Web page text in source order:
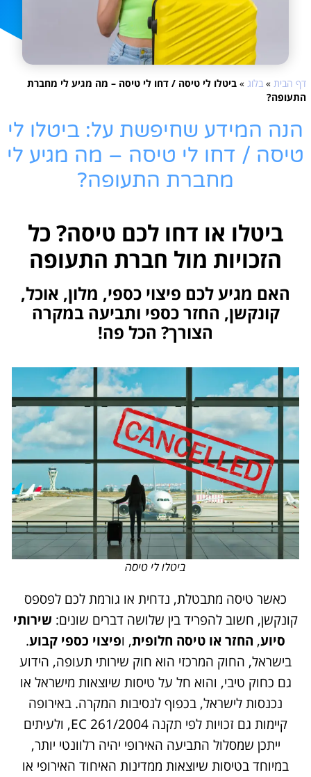
דף הבית » בלוג » ביטלו לי טיסה / דחו לי טיסה – מה מגיע לי מחברת
התעופה?
הנה המידע שחיפשת על: ביטלו לי
טיסה / דחו לי טיסה – מה מגיע לי
מחברת התעופה?
ביטלו או דחו לכם טיסה? כל
הזכויות מול חברת התעופה
האם מגיע לכם פיצוי כספי, מלון, אוכל,
קונקשן, החזר כספי ותביעה במקרה
הצורך? הכל פה!
ביטלו לי טיסה
כאשר טיסה מתבטלת, נדחית או גורמת לכם לפספס
קונקשן, חשוב להפריד בין שלושה דברים שונים: שירותי
סיוע, החזר או טיסה חלופית, ופיצוי כספי קבוע.
בישראל, החוק המרכזי הוא חוק שירותי תעופה, הידוע
גם כחוק טיבי, והוא חל על טיסות שיוצאות מישראל או
נכנסות לישראל, בכפוף לנסיבות המקרה. באירופה
קיימות גם זכויות לפי תקנה EC 261/2004, ולעיתים
ייתכן שמסלול התביעה האירופי יהיה רלוונטי יותר,
במיוחד בטיסות שיוצאות ממדינות האיחוד האירופי או